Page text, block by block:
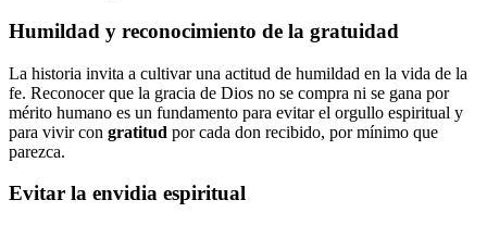
Humildad y reconocimiento de la gratuidad
La historia invita a cultivar una actitud de humildad en la vida de la
fe. Reconocer que la gracia de Dios no se compra ni se gana por
mérito humano es un fundamento para evitar el orgullo espiritual y
para vivir con gratitud por cada don recibido, por mínimo que
parezca.
Evitar la envidia espiritual